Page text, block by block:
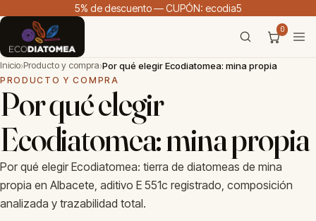
5% de descuento — CUPÓN: ecodia5
0
Inicio›Producto y compra›Por qué elegir Ecodiatomea: mina propia
PRODUCTO Y COMPRA
Por qué elegir
Ecodiatomea: mina propia
Por qué elegir Ecodiatomea: tierra de diatomeas de mina
propia en Albacete, aditivo E 551c registrado, composición
analizada y trazabilidad total.